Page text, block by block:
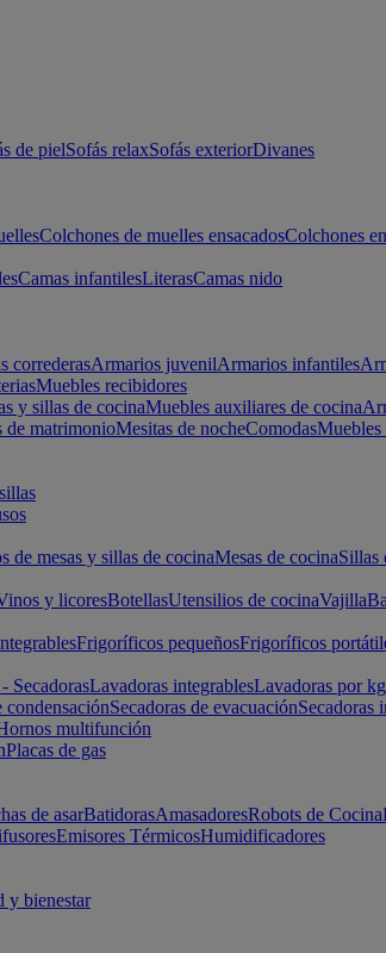
de pielSofás relaxSofás exteriorDivanes
Colchones de muelles ensacadosColchones
Camas infantilesLiterasCamas nido
correderasArmarios juvenilArmarios infantiles
Muebles recibidores
y sillas de cocinaMuebles auxiliares de cocina
de matrimonioMesitas de nocheComodas
de mesas y sillas de cocinaMesas de cocinaSillas
y licoresBotellasUtensilios de cocinaVajilla
Frigoríficos pequeñosFrigoríficos
SecadorasLavadoras integrablesLavadoras por kg
condensaciónSecadoras de evacuaciónSecadoras
multifunción
Placas de gas
de asarBatidorasAmasadoresRobots de Cocina
Emisores TérmicosHumidificadores
y bienestar